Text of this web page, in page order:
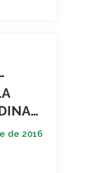
de 2016